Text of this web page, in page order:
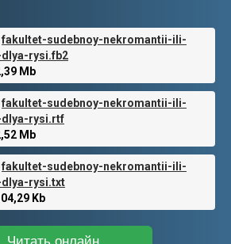
fakultet-sudebnoy-nekromantii-ili-
rysi.fb2
Mb
fakultet-sudebnoy-nekromantii-ili-
rysi.rtf
Mb
fakultet-sudebnoy-nekromantii-ili-
rysi.txt
Kb